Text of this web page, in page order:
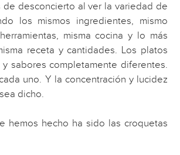
desconcierto al ver la variedad de
los mismos ingredientes, mismo
misma cocina y lo más
receta y cantidades. Los platos
sabores completamente diferentes.
uno. Y la concentración y lucidez
dicho.
hemos hecho ha sido las croquetas